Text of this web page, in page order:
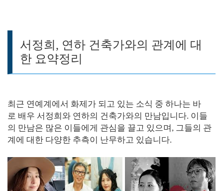
서정희, 연하 건축가와의 관계에 대
한 요약정리
최근 연예계에서 화제가 되고 있는 소식 중 하나는 바
로 배우 서정희와 연하의 건축가와의 만남입니다. 이들
의 만남은 많은 이들에게 관심을 끌고 있으며, 그들의 관
계에 대한 다양한 추측이 난무하고 있습니다.